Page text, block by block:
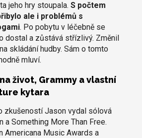
jeho hry stoupala. S počtem
ale i problémů s
. Po pobytu v léčebně se
dostal a zůstává střízlivý. Změnil
skládání hudby. Sám o tomto
mluví.
život, Grammy a vlastní
kytara
zkušeností Jason vydal sólová
a Something More Than Free.
Americana Music Awards a